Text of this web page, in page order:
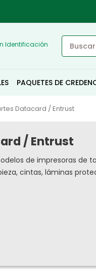
Identificación
PAQUETES DE
Datacard / Entrust
/ Entrust
de impresoras de
cintas, láminas